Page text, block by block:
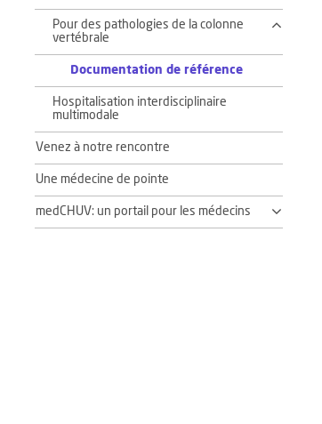
Pour des pathologies de la colonne
vertébrale
Documentation de référence
Hospitalisation interdisciplinaire
multimodale
Venez à notre rencontre
Une médecine de pointe
medCHUV: un portail pour les médecins